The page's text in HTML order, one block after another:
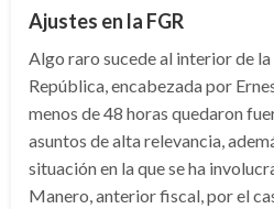
Ajustes en la FGR
Algo raro sucede al interior de
República, encabezada por
menos de 48 horas quedaron
asuntos de alta relevancia,
situación en la que se ha
Manero, anterior fiscal, por el